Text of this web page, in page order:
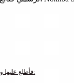
سنوافيك بمقال اليوم بجميع سياسات إستبدال منتجات متجر Nokhba Store فأطلع عليها و هي ما يلي: